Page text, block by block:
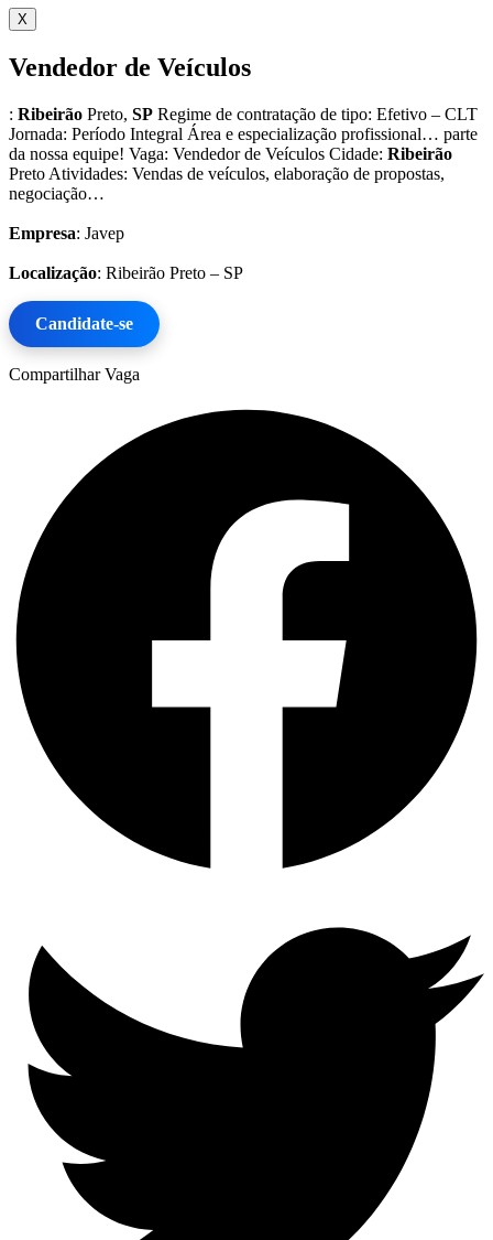
X
Vendedor de Veículos
: Ribeirão Preto, SP Regime de contratação de tipo: Efetivo – CLT
Jornada: Período Integral Área e especialização profissional… parte
da nossa equipe! Vaga: Vendedor de Veículos Cidade: Ribeirão
Preto Atividades: Vendas de veículos, elaboração de propostas,
negociação…
Empresa: Javep
Localização: Ribeirão Preto – SP
Candidate-se
Compartilhar Vaga